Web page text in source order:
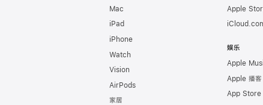
Mac
iPad
iPhone
Watch
Vision
AirPods
家居
Apple
娱乐
Apple
Apple 播客
App Store